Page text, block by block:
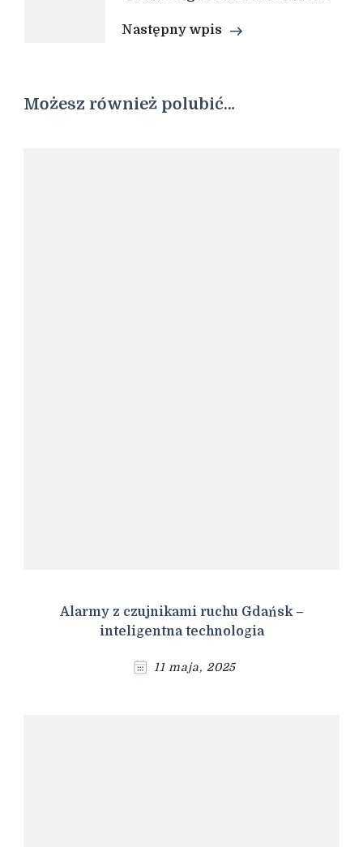
Następny wpis
Możesz również polubić…
Alarmy z czujnikami ruchu Gdańsk –
inteligentna technologia
11 maja, 2025